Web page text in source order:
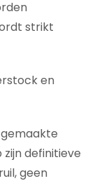
strikt
en
definitieve
geen